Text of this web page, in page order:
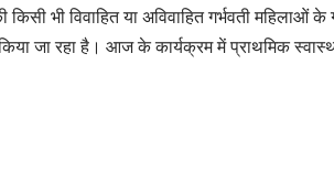
किसी भी विवाहित या अविवाहित गर्भवती
किया जा रहा है। आज के कार्यक्रम में प्राथमिक